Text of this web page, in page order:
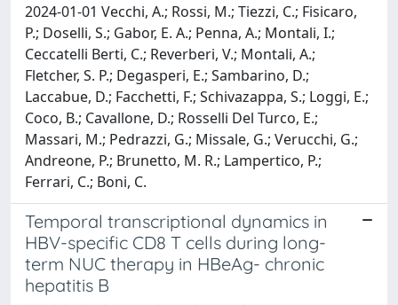
2024-01-01 Vecchi, A.; Rossi, M.; Tiezzi, C.; Fisicaro,
P.; Doselli, S.; Gabor, E. A.; Penna, A.; Montali, I.;
Ceccatelli Berti, C.; Reverberi, V.; Montali, A.;
Fletcher, S. P.; Degasperi, E.; Sambarino, D.;
Laccabue, D.; Facchetti, F.; Schivazappa, S.; Loggi, E.;
Coco, B.; Cavallone, D.; Rosselli Del Turco, E.;
Massari, M.; Pedrazzi, G.; Missale, G.; Verucchi, G.;
Andreone, P.; Brunetto, M. R.; Lampertico, P.;
Ferrari, C.; Boni, C.
Temporal transcriptional dynamics in
HBV-specific CD8 T cells during long-
term NUC therapy in HBeAg- chronic
hepatitis B